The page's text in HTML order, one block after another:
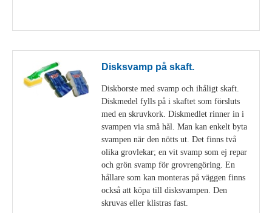
Disksvamp på skaft.
Diskborste med svamp och ihåligt skaft.
Diskmedel fylls på i skaftet som försluts
med en skruvkork. Diskmedlet rinner in i
svampen via små hål. Man kan enkelt byta
svampen när den nötts ut. Det finns två
olika grovlekar; en vit svamp som ej repar
och grön svamp för grovrengöring. En
hållare som kan monteras på väggen finns
också att köpa till disksvampen. Den
skruvas eller klistras fast.